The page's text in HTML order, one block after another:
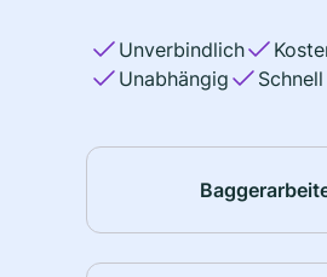
Unverbindlich
Unabhängig
Schnell